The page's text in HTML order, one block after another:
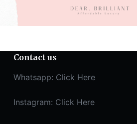
Contact us
Whatsapp: Click Here
Instagram: Click Here